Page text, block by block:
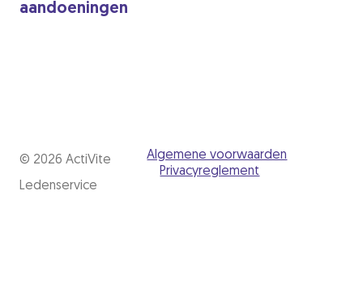
aandoeningen
©️ 2026 ActiVite
Ledenservice
Algemene voorwaarden
Privacyreglement